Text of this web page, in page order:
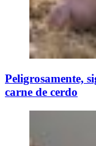
Peligrosamente,
carne de cerdo